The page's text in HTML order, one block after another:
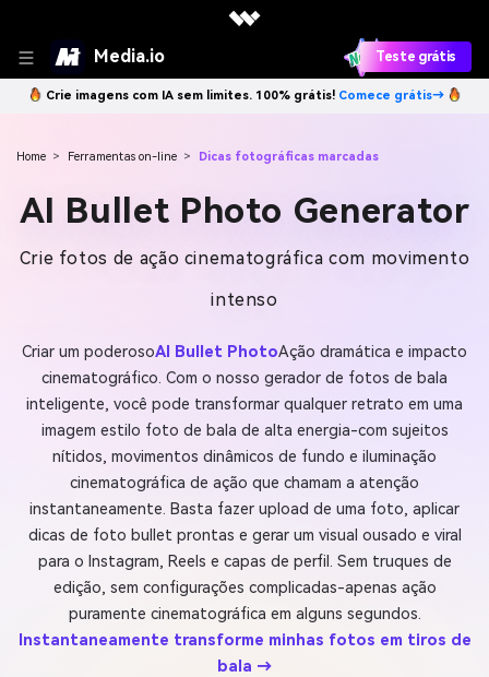
Media.io Teste grátis
Crie imagens com IA sem limites. 100% grátis! Comece grátis→
Home > Ferramentas on-line > Dicas fotográficas marcadas
AI Bullet Photo Generator
Crie fotos de ação cinematográfica com movimento
intenso
Criar um poderosoAI Bullet PhotoAção dramática e impacto
cinematográfico. Com o nosso gerador de fotos de bala
inteligente, você pode transformar qualquer retrato em uma
imagem estilo foto de bala de alta energia-com sujeitos
nítidos, movimentos dinâmicos de fundo e iluminação
cinematográfica de ação que chamam a atenção
instantaneamente. Basta fazer upload de uma foto, aplicar
dicas de foto bullet prontas e gerar um visual ousado e viral
para o Instagram, Reels e capas de perfil. Sem truques de
edição, sem configurações complicadas-apenas ação
puramente cinematográfica em alguns segundos.
Instantaneamente transforme minhas fotos em tiros de
bala →